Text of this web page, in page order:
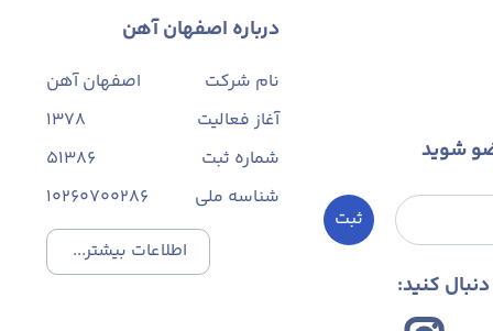
شوید
ثبت
کنید:
درباره اصفهان آهن
نام شرکت
اصفهان آهن
آغاز فعالیت
1378
شماره ثبت
۵۱۳۸۶
شناسه ملی
10260700286
اطلاعات بیشتر...